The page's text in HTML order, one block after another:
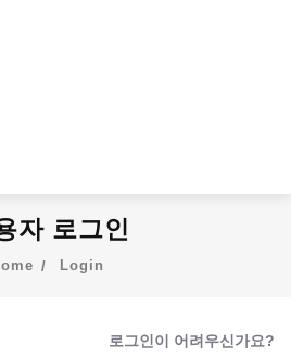
자 로그인
Login
로그인이 어려우신가요?